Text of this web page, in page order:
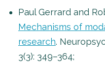
Paul Gerrard and
Mechanisms of
research.
3(3): 349–364;